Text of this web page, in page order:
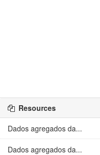
Resources
Dados agregados da...
Dados agregados da...